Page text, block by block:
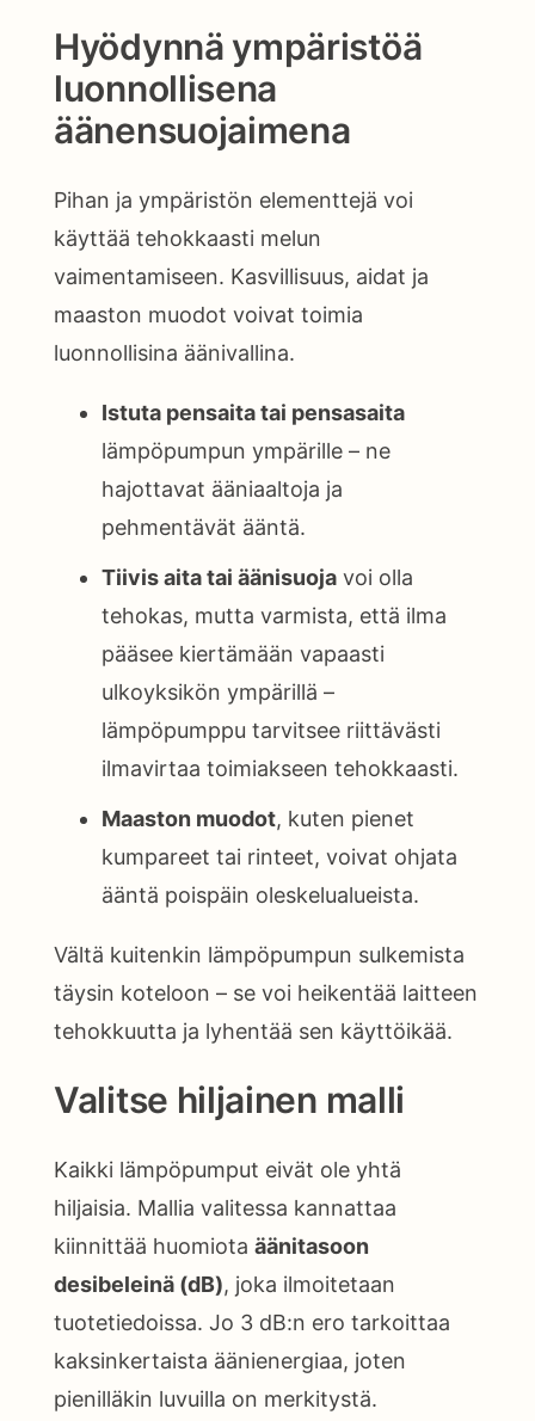
Hyödynnä ympäristöä
luonnollisena
äänensuojaimena
Pihan ja ympäristön elementtejä voi
käyttää tehokkaasti melun
vaimentamiseen. Kasvillisuus, aidat ja
maaston muodot voivat toimia
luonnollisina äänivallina.
Istuta pensaita tai pensasaita
lämpöpumpun ympärille – ne
hajottavat ääniaaltoja ja
pehmentävät ääntä.
Tiivis aita tai äänisuoja voi olla
tehokas, mutta varmista, että ilma
pääsee kiertämään vapaasti
ulkoyksikön ympärillä –
lämpöpumppu tarvitsee riittävästi
ilmavirtaa toimiakseen tehokkaasti.
Maaston muodot, kuten pienet
kumpareet tai rinteet, voivat ohjata
ääntä poispäin oleskelualueista.
Vältä kuitenkin lämpöpumpun sulkemista
täysin koteloon – se voi heikentää laitteen
tehokkuutta ja lyhentää sen käyttöikää.
Valitse hiljainen malli
Kaikki lämpöpumput eivät ole yhtä
hiljaisia. Mallia valitessa kannattaa
kiinnittää huomiota äänitasoon
desibeleinä (dB), joka ilmoitetaan
tuotetiedoissa. Jo 3 dB:n ero tarkoittaa
kaksinkertaista äänienergiaa, joten
pienilläkin luvuilla on merkitystä.